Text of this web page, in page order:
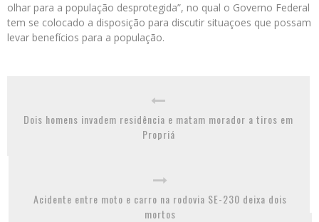
olhar para a população desprotegida”, no qual o Governo Federal
tem se colocado a disposição para discutir situaçoes que possam
levar benefícios para a população.
Dois homens invadem residência e matam morador a tiros em
Propriá
Acidente entre moto e carro na rodovia SE-230 deixa dois
mortos